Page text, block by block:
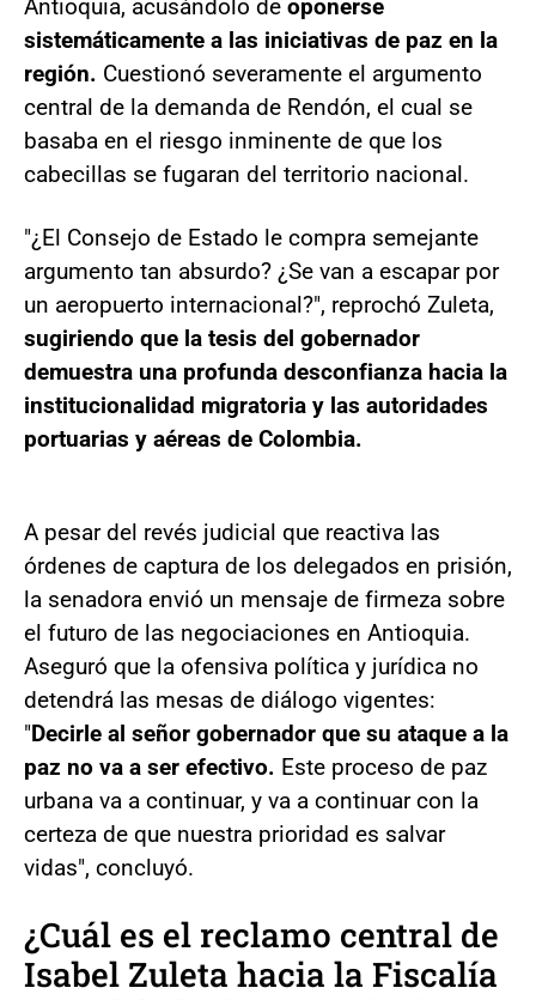
Antioquia, acusándolo de oponerse
sistemáticamente a las iniciativas de paz en la
región. Cuestionó severamente el argumento
central de la demanda de Rendón, el cual se
basaba en el riesgo inminente de que los
cabecillas se fugaran del territorio nacional.
"¿El Consejo de Estado le compra semejante
argumento tan absurdo? ¿Se van a escapar por
un aeropuerto internacional?", reprochó Zuleta,
sugiriendo que la tesis del gobernador
demuestra una profunda desconfianza hacia la
institucionalidad migratoria y las autoridades
portuarias y aéreas de Colombia.
A pesar del revés judicial que reactiva las
órdenes de captura de los delegados en prisión,
la senadora envió un mensaje de firmeza sobre
el futuro de las negociaciones en Antioquia.
Aseguró que la ofensiva política y jurídica no
detendrá las mesas de diálogo vigentes:
"Decirle al señor gobernador que su ataque a la
paz no va a ser efectivo. Este proceso de paz
urbana va a continuar, y va a continuar con la
certeza de que nuestra prioridad es salvar
vidas", concluyó.
¿Cuál es el reclamo central de
Isabel Zuleta hacia la Fiscalía